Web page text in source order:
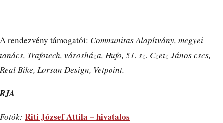
A rendezvény támogatói: Communitas Alapítvány, megyei
tanács, Trafotech, városháza, Hufo, 51. sz. Czetz János cscs,
Real Bike, Lorsan Design, Vetpoint.
RJA
Fotók: Riti József Attila – hivatalos